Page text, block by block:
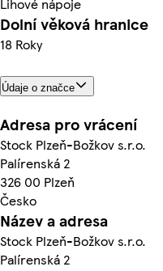
Lihové nápoje
Dolní věková hranice
18 Roky
Údaje o značce
Adresa pro vrácení
Stock Plzeň-Božkov s.r.o.
Palírenská 2
326 00 Plzeň
Česko
Název a adresa
Stock Plzeň-Božkov s.r.o.
Palírenská 2